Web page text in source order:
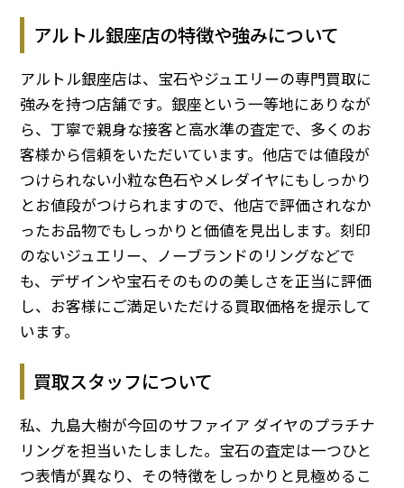
アルトル銀座店の特徴や強みについて
アルトル銀座店は、宝石やジュエリーの専門買取に
強みを持つ店舗です。銀座という一等地にありなが
ら、丁寧で親身な接客と高水準の査定で、多くのお
客様から信頼をいただいています。他店では値段が
つけられない小粒な色石やメレダイヤにもしっかり
とお値段がつけられますので、他店で評価されなか
ったお品物でもしっかりと価値を見出します。刻印
のないジュエリー、ノーブランドのリングなどで
も、デザインや宝石そのものの美しさを正当に評価
し、お客様にご満足いただける買取価格を提示して
います。
買取スタッフについて
私、九島大樹が今回のサファイア ダイヤのプラチナ
リングを担当いたしました。宝石の査定は一つひと
つ表情が異なり、その特徴をしっかりと見極めるこ